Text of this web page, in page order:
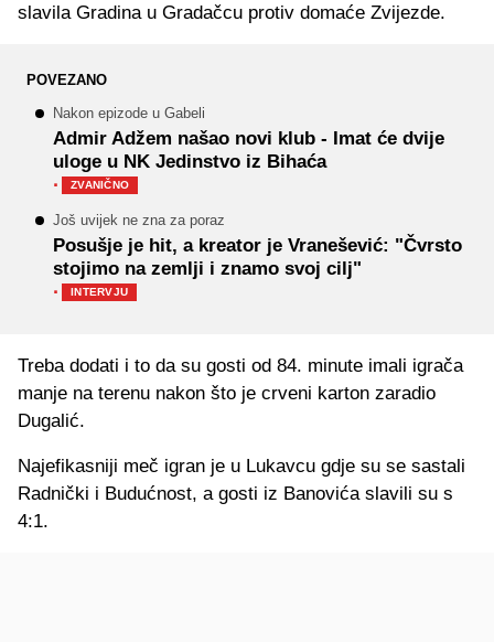
slavila Gradina u Gradačcu protiv domaće Zvijezde.
POVEZANO
Nakon epizode u Gabeli
Admir Adžem našao novi klub - Imat će dvije
uloge u NK Jedinstvo iz Bihaća
· ZVANIČNO
Još uvijek ne zna za poraz
Posušje je hit, a kreator je Vranešević: "Čvrsto
stojimo na zemlji i znamo svoj cilj"
· INTERVJU
Treba dodati i to da su gosti od 84. minute imali igrača
manje na terenu nakon što je crveni karton zaradio
Dugalić.
Najefikasniji meč igran je u Lukavcu gdje su se sastali
Radnički i Budućnost, a gosti iz Banovića slavili su s
4:1.